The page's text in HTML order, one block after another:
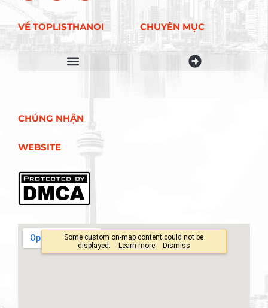
VỀ TOPLISTHANOI
CHÚNG NHẬN
WEBSITE
CHUYÊN MỤC